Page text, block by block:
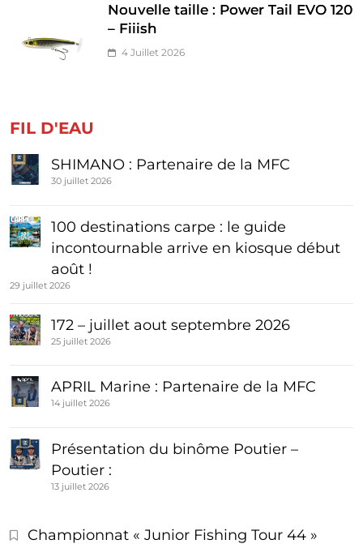
Nouvelle taille : Power Tail EVO 120
– Fiiish
4 Juillet 2026
FIL D'EAU
SHIMANO : Partenaire de la MFC
30 juillet 2026
100 destinations carpe : le guide
incontournable arrive en kiosque début
août !
29 juillet 2026
172 – juillet aout septembre 2026
25 juillet 2026
APRIL Marine : Partenaire de la MFC
14 juillet 2026
Présentation du binôme Poutier –
Poutier :
13 juillet 2026
Championnat « Junior Fishing Tour 44 »